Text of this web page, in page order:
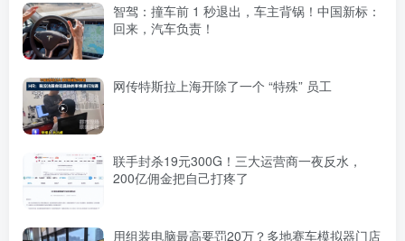
智驾：撞车前 1 秒退出，车主背锅！中国新标：
回来，汽车负责！
网传特斯拉上海开除了一个 “特殊” 员工
联手封杀19元300G！三大运营商一夜反水，
200亿佣金把自己打疼了
用组装电脑最高要罚20万？多地赛车模拟器门店